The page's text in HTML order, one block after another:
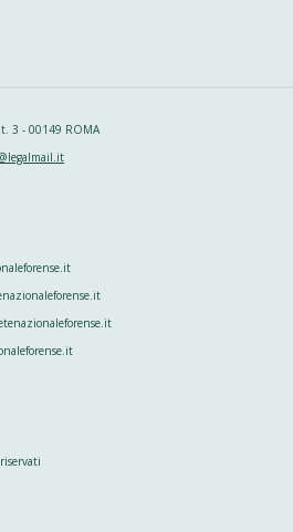
3 - 00149 ROMA
riservati